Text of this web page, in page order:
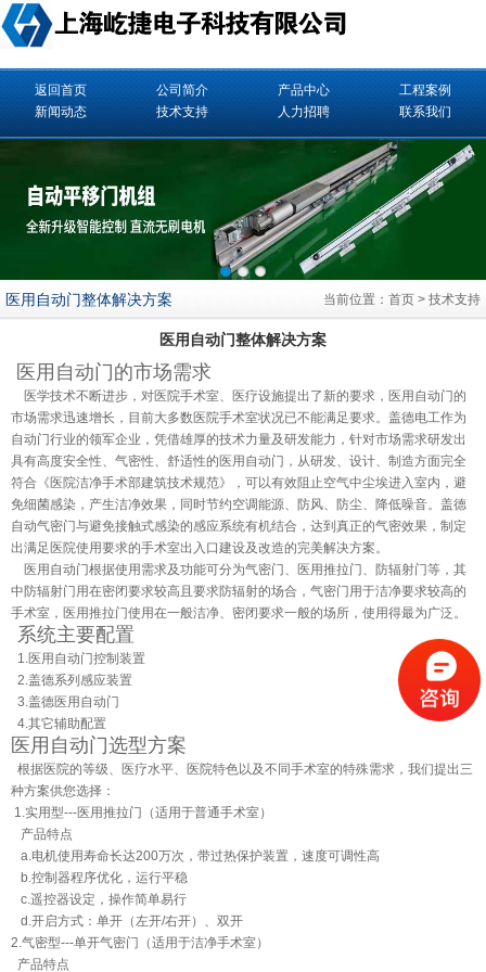
返回首页 公司简介 产品中心
工程案例
新闻动态
技术支持 人力招聘 联系我们
医用自动门整体解决方案 当前位置： 首页 > 技术支持
医用自动门整体解决方案
医用 自动门 的市场需求
医学技术不断进步，对医院手术室、医疗设施提出了新的要求，医用自动门的
市场需求迅速增长，目前大多数医院手术室状况已不能满足要求。盖德电工作为
自动门行业的领军企业，凭借雄厚的技术力量及研发能力，针对市场需求研发出
具有高度安全性、气密性、舒适性的医用自动门，从研发、设计、制造方面完全
符合《医院洁净手术部建筑技术规范》，可以有效阻止空气中尘埃进入室内，避
免细菌感染，产生洁净效果，同时节约空调能源、防风、防尘、降低噪音。盖德
自动气密门与避免接触式感染的感应系统有机结合，达到真正的气密效果，制定
出满足医院使用要求的手术室出入口建设及改造的完美解决方案。
医用自动门根据使用需求及功能可分为气密门、医用推拉门、防辐射门等，其
中防辐射门用在密闭要求较高且要求防辐射的场合，气密门用于洁净要求较高的
手术室，医用推拉门使用在一般洁净、密闭要求一般的场所，使用得最为广泛。
系统主要配置
1.医用自动门控制装置
2.盖德系列感应装置
3.盖德医用自动门
4.其它辅助配置
医用自动门选型方案
根据医院的等级、医疗水平、医院特色以及不同手术室的特殊需求，我们提出三
种方案供您选择：
1.实用型---医用推拉门（适用于普通手术室）
产品特点
a.电机使用寿命长达200万次，带过热保护装置，速度可调性高
b.控制器程序优化，运行平稳
c.遥控器设定，操作简单易行
d.开启方式：单开（左开/右开）、双开
2.气密型---单开气密门（适用于洁净手术室）
产品特点